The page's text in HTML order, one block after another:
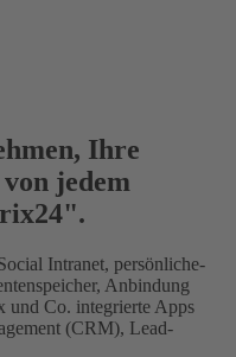
Ihre
jedem
Intranet, persönliche-
Anbindung
und Co. integrierte Apps
(CRM), Lead-